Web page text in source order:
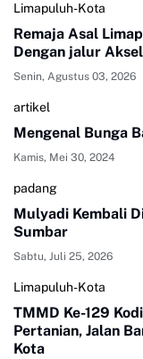
Limapuluh-Kota
Remaja Asal
Dengan jalur
Senin, Agustus 03, 2026
artikel
Mengenal Bunga
Kamis, Mei 30, 2024
padang
Mulyadi Kembali
Sumbar
Sabtu, Juli 25, 2026
Limapuluh-Kota
TMMD Ke-129
Pertanian, Jalan
Kota